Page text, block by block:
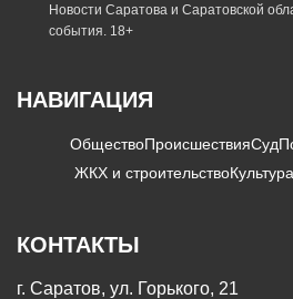
Новости Саратова и Саратовской
события. 18+
НАВИГАЦИЯ
ОбществоПроисшествияСуд
ЖКХ и строительствоКультура
КОНТАКТЫ
г. Саратов, ул. Горького, 21